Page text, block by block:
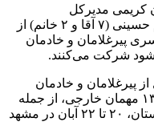
کریمی مدیرکل
صداوسیمای استان یزد گفت: ۹ پیرغلام حسینی (۷ آقا و ۲ خانم) از
پیرغلامان و خادمان
شرکت می‌کنند.
پیرغلامان و خادمان
حسینی، با حضور ۵۰۰ مهمان داخلی و ۱۳ مهمان خارجی، از جمله
افغانستان، لبنان، گرجستان، هند و پاکستان، ۲۰ تا ۲۲ آبان در مشهد